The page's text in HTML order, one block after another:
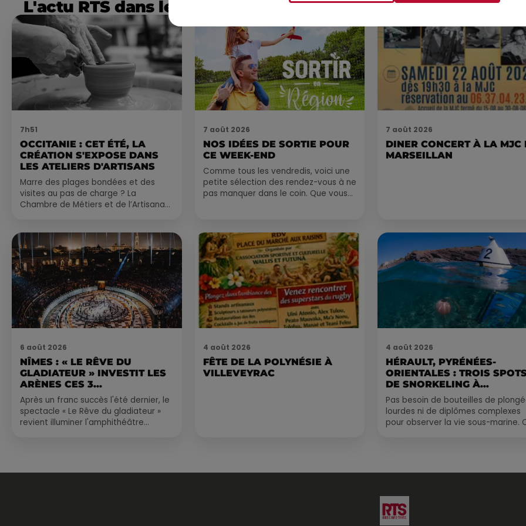
L'actu RTS dans le Sud
7h51
OCCITANIE : CET ÉTÉ, LA
CRÉATION S'EXPOSE DANS
LES ATELIERS D'ARTISANS
Marre des plages bondées et des
visites au pas de charge ? La
Chambre de Métiers et de l’Artisanat
7 août 2026
NOS IDÉES DE SORTIE POUR
CE WEEK-END
Comme tous les vendredis, voici une
petite sélection des rendez-vous à ne
pas manquer dans le coin. Que vous
7 août 2026
DINER CONCERT À LA MJC
MARSEILLAN
6 août 2026
NÎMES : « LE RÊVE DU
GLADIATEUR » INVESTIT LES
ARÈNES CES 3...
Après un franc succès l'été dernier, le
spectacle « Le Rêve du gladiateur »
revient illuminer l'amphithéâtre
4 août 2026
FÊTE DE LA POLYNÉSIE À
VILLEVEYRAC
4 août 2026
HÉRAULT, PYRÉNÉES-
ORIENTALES : TROIS
DE SNORKELING À
EXPLORER...
Pas besoin de bouteilles de
lourdes ni de diplômes complexes
pour observer la vie sous-marine.